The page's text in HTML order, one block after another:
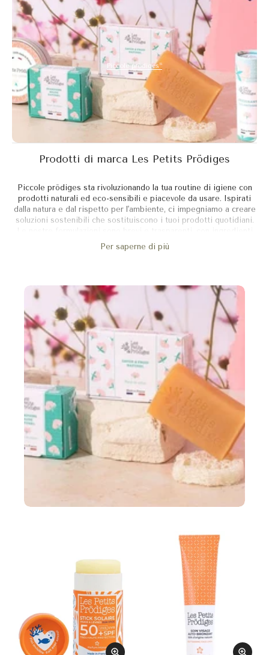
Piccole prödiges 15
Prodotti di marca Les Petits Prödiges
Piccole prödiges sta rivoluzionando la tua routine di igiene con
prodotti naturali ed eco-sensibili e piacevole da usare. Ispirati
dalla natura e dal rispetto per l'ambiente, ci impegniamo a creare
soluzioni sostenibili che sostituiscono i tuoi prodotti quotidiani.
Le nostre formulazioni sono brevi e trasparenti, con ingredienti
fino al 100% di origine naturale, bene per la pelle e la salute. I
nostri imballaggi in plastica e la nostra produzione locale in
piccoli prödiges e trasforma i tuoi gesti quotidiani in un atto di
amore per te e per il pianeta. Sii pronto a scoprire e apprezzare
un nuovo modo di prenderti cura di te stesso.
Per saperne di più